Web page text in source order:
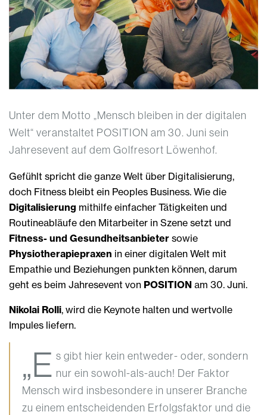
Unter dem Motto „Mensch bleiben in der digitalen
Welt“ veranstaltet POSITION am 30. Juni sein
Jahresevent auf dem Golfresort Löwenhof.
Gefühlt spricht die ganze Welt über Digitalisierung,
doch Fitness bleibt ein Peoples Business. Wie die
Digitalisierung mithilfe einfacher Tätigkeiten und
Routineabläufe den Mitarbeiter in Szene setzt und
Fitness- und Gesundheitsanbieter sowie
Physiotherapiepraxen in einer digitalen Welt mit
Empathie und Beziehungen punkten können, darum
geht es beim Jahresevent von POSITION am 30. Juni.
Nikolai Rolli, wird die Keynote halten und wertvolle
Impules liefern.
„E s gibt hier kein entweder- oder, sondern
nur ein sowohl-als-auch! Der Faktor
Mensch wird insbesondere in unserer Branche
zu einem entscheidenden Erfolgsfaktor und die